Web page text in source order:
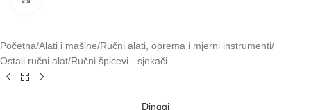
Početna/Alati i mašine/Ručni alati, oprema i mjerni instrumenti/
Ostali ručni alat/Ručni špicevi - sjekači
Dingqi